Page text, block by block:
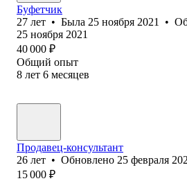
Буфетчик
27 лет • Была 25 ноября 2021 •
25 ноября 2021
40 000 ₽
Общий опыт
8 лет 6 месяцев
Продавец-консультант
26 лет • Обновлено 25 февраля
15 000 ₽